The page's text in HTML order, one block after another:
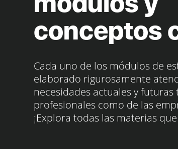
conceptos
Cada uno de los módulos de
elaborado rigurosamente
necesidades actuales y
profesionales como de las
¡Explora todas las materias